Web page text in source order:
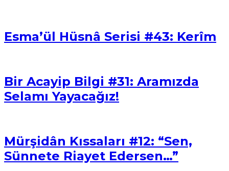
Esma’ül Hüsnâ Serisi #43: Kerîm
Bir Acayip Bilgi #31: Aramızda
Selamı Yayacağız!
Mürşidân Kıssaları #12: “Sen,
Sünnete Riayet Edersen…”